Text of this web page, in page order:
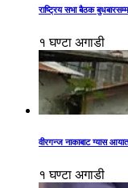
राष्ट्रिय सभा बैठक
१ घण्टा अगाडी
वीरगन्ज नाकाबाट ग्यास
१ घण्टा अगाडी